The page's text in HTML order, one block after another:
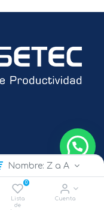
Nombre: Z a A
0
Lista
de
Cuenta